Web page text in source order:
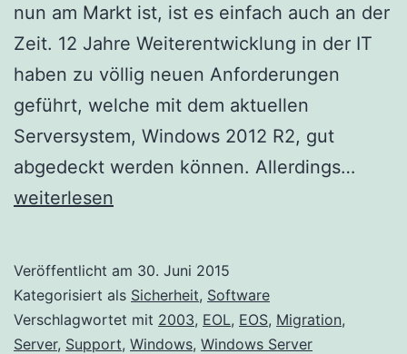
nun am Markt ist, ist es einfach auch an der
Zeit. 12 Jahre Weiterentwicklung in der IT
haben zu völlig neuen Anforderungen
geführt, welche mit dem aktuellen
Serversystem, Windows 2012 R2, gut
abgedeckt werden können. Allerdings…
weiterlesen
Veröffentlicht am 30. Juni 2015
Kategorisiert als Sicherheit, Software
Verschlagwortet mit 2003, EOL, EOS, Migration,
Server, Support, Windows, Windows Server